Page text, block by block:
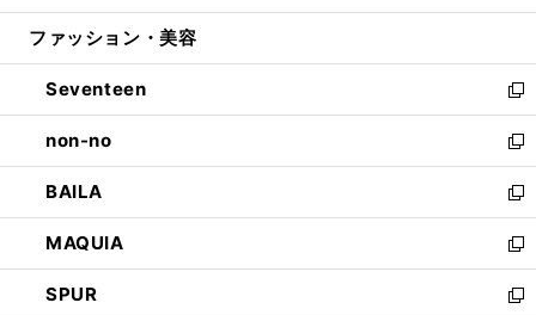
開
ウ
開
く
ン
ウ
で
開
く
ウ
ン
ド
ウ
で
開
く
ファッション・美容
Seventeen
新
し
い
ウ
ィ
ン
ド
ウ
で
non-no
新
し
い
ウ
ィ
ン
ド
BAILA
新
し
い
ウ
ィ
MAQUIA
新
し
い
SPUR
新